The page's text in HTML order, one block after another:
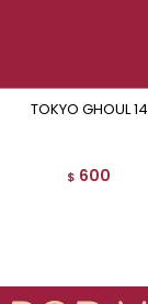
TOKYO GHOUL 14
$ 600